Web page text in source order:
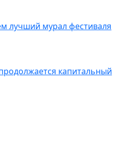
лучший мурал фестиваля
капитальный